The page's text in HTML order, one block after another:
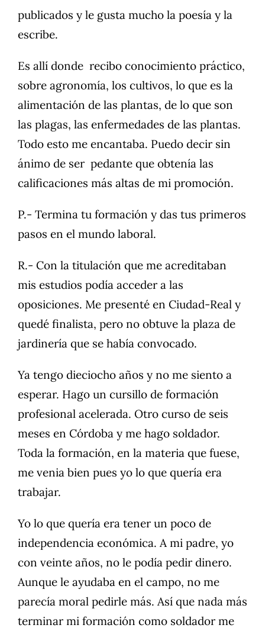
publicados y le gusta mucho la poesía y la
escribe.
Es allí donde recibo conocimiento práctico,
sobre agronomía, los cultivos, lo que es la
alimentación de las plantas, de lo que son
las plagas, las enfermedades de las plantas.
Todo esto me encantaba. Puedo decir sin
ánimo de ser pedante que obtenía las
calificaciones más altas de mi promoción.
P.- Termina tu formación y das tus primeros
pasos en el mundo laboral.
R.- Con la titulación que me acreditaban
mis estudios podía acceder a las
oposiciones. Me presenté en Ciudad-Real y
quedé finalista, pero no obtuve la plaza de
jardinería que se había convocado.
Ya tengo dieciocho años y no me siento a
esperar. Hago un cursillo de formación
profesional acelerada. Otro curso de seis
meses en Córdoba y me hago soldador.
Toda la formación, en la materia que fuese,
me venia bien pues yo lo que quería era
trabajar.
Yo lo que quería era tener un poco de
independencia económica. A mi padre, yo
con veinte años, no le podía pedir dinero.
Aunque le ayudaba en el campo, no me
parecía moral pedirle más. Así que nada más
terminar mi formación como soldador me